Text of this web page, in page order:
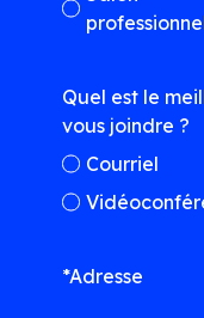
Quel est le
vous joindre ?
Courriel
*Adresse